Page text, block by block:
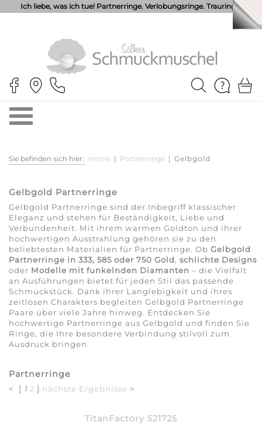
Ich liebe, was ich tue! Partnerringe. Verlobungsringe. Trauringe.
Sie befinden sich hier: Home | Partnerringe | Gelbgold
Gelbgold Partnerringe
Gelbgold Partnerringe sind der Inbegriff klassischer
Eleganz und stehen für Beständigkeit, Liebe und
Verbundenheit. Mit ihrem warmen Goldton und ihrer
hochwertigen Ausstrahlung gehören sie zu den
beliebtesten Materialien für Partnerringe. Ob Gelbgold
Partnerringe in 333, 585 oder 750 Gold, schlichte Designs
oder Modelle mit funkelnden Diamanten – die Vielfalt
an Ausführungen bietet für jeden Stil das passende
Schmuckstück. Dank ihrer Langlebigkeit und ihres
zeitlosen Charakters begleiten Gelbgold Partnerringe
Paare über viele Jahre hinweg. Entdecken Sie
hochwertige Partnerringe aus Gelbgold und finden Sie
Ringe, die Ihre besondere Verbindung stilvoll zum
Ausdruck bringen.
Partnerringe
< [ 1 2 ] nächste Ergebnisse >
TitanFactory 521725